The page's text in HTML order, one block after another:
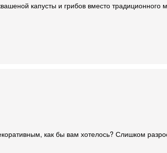
капусты и грибов вместо традиционного
как бы вам хотелось? Слишком